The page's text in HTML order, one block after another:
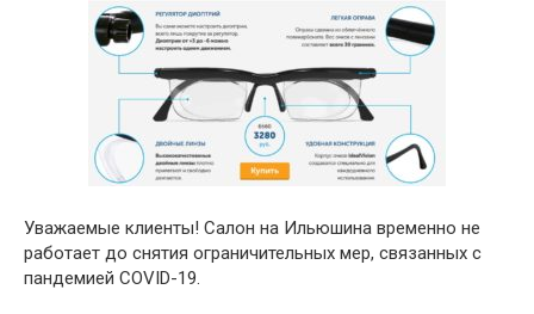
Уважаемые клиенты! Салон на Ильюшина временно не
работает до снятия ограничительных мер, связанных с
пандемией COVID-19.